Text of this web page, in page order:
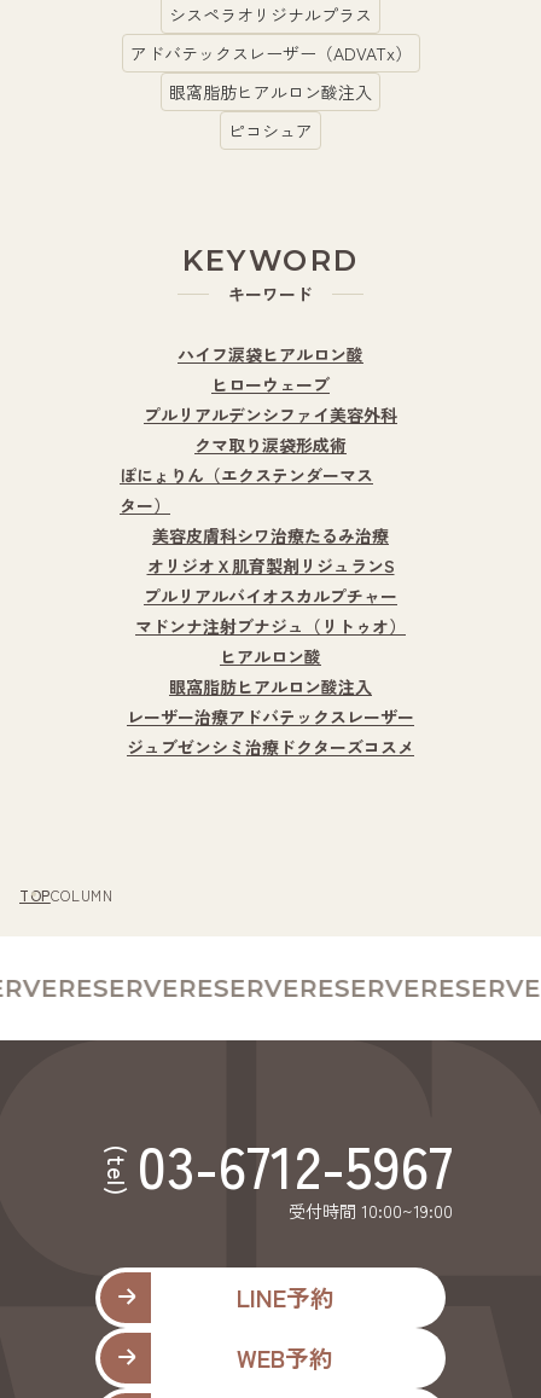
シスペラオリジナルプラス
アドバテックスレーザー（ADVATx）
眼窩脂肪ヒアルロン酸注入
ピコシュア
KEYWORD
キーワード
ハイフ涙袋ヒアルロン酸
ヒローウェーブ
プルリアルデンシファイ美容外科
クマ取り涙袋形成術
ぽにょりん（エクステンダーマス
ター）
美容皮膚科シワ治療たるみ治療
オリジオＸ 肌育製剤 リジュランS
プルリアルバイオスカルプチャー
マドンナ注射ブナジュ（リトゥオ）
ヒアルロン酸
眼窩脂肪ヒアルロン酸注入
レーザー治療アドバテックスレーザー
ジュブゼンシミ治療 ドクターズコスメ
TOPCOLUMN
RESERVERESERVERESERVERESERVE
(tel) 03-6712-5967
受付時間 10:00~19:00
LINE予約
WEB予約